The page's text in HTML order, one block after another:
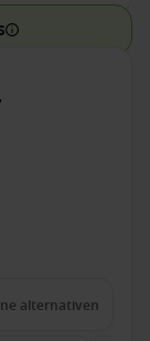
alternativen